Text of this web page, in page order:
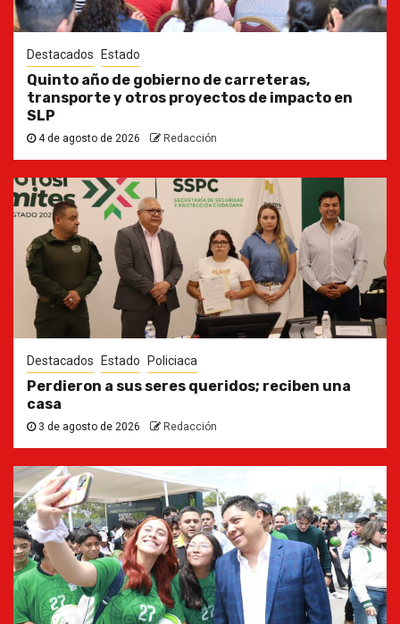
Destacados Estado
Quinto año de gobierno de carreteras,
transporte y otros proyectos de impacto en
SLP
4 de agosto de 2026 Redacción
Destacados Estado Policiaca
Perdieron a sus seres queridos; reciben una
casa
3 de agosto de 2026 Redacción